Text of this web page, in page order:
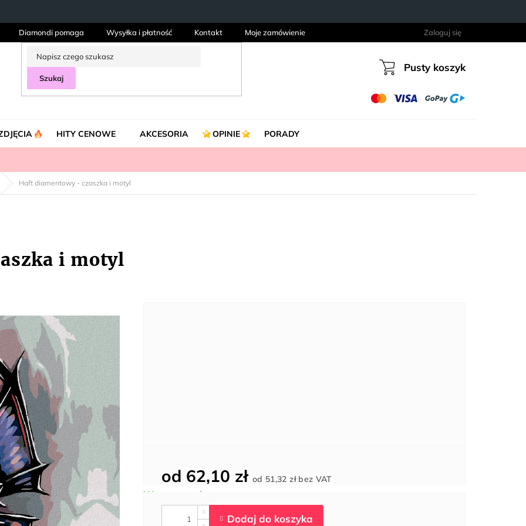
Diamondi pomaga Wysyłka i płatność Kontakt Moje zamówienie Zaloguj się
Szukaj Koszyk
Pusty koszyk
HITY CENOWE AKCESORIA OPINIE PORADY
Haft diamentowy - czaszka i motyl
i motyl
od 62,10 zł od 51,32 złbez VAT